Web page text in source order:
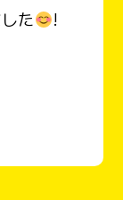
た
!